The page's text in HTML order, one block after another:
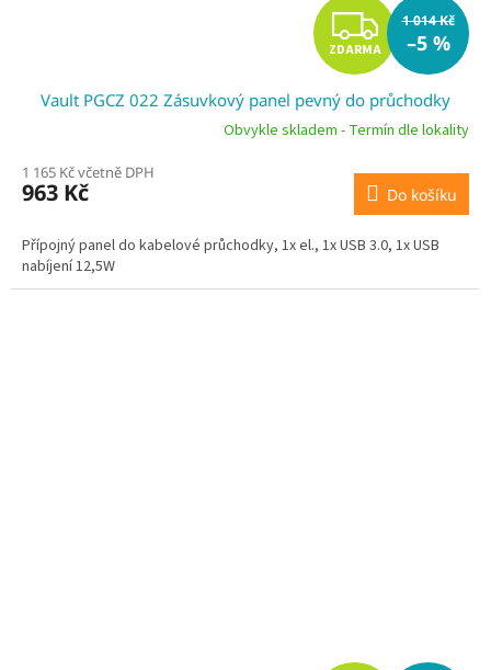
Z
D
A
R
M
A
ZDARMA
1 014 Kč
–5 %
Vault PGCZ 022 Zásuvkový panel pevný do průchodky
Obvykle skladem - Termín dle lokality
1 165 Kč včetně DPH
963 Kč Do košíku
Přípojný panel do kabelové průchodky, 1x el., 1x USB 3.0, 1x USB
nabíjení 12,5W